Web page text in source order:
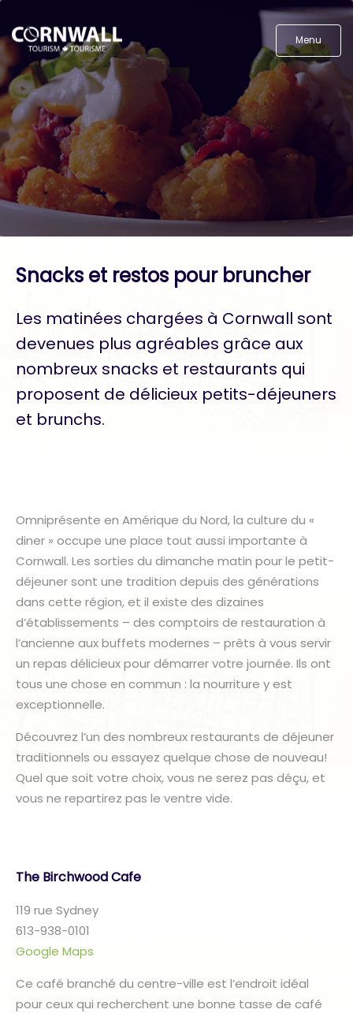
Menu
Snacks et restos pour bruncher
Les matinées chargées à Cornwall sont
devenues plus agréables grâce aux
nombreux snacks et restaurants qui
proposent de délicieux petits-déjeuners
et brunchs.
Omniprésente en Amérique du Nord, la culture du «
diner » occupe une place tout aussi importante à
Cornwall. Les sorties du dimanche matin pour le petit-
déjeuner sont une tradition depuis des générations
dans cette région, et il existe des dizaines
d’établissements – des comptoirs de restauration à
l’ancienne aux buffets modernes – prêts à vous servir
un repas délicieux pour démarrer votre journée. Ils ont
tous une chose en commun : la nourriture y est
exceptionnelle.
Découvrez l’un des nombreux restaurants de déjeuner
traditionnels ou essayez quelque chose de nouveau!
Quel que soit votre choix, vous ne serez pas déçu, et
vous ne repartirez pas le ventre vide.
The Birchwood Cafe
119 rue Sydney
613-938-0101
Google Maps
Ce café branché du centre-ville est l’endroit idéal
pour ceux qui recherchent une bonne tasse de café